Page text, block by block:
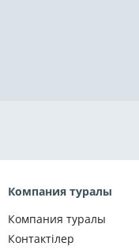
Компания туралы
Компания туралы
Контактілер